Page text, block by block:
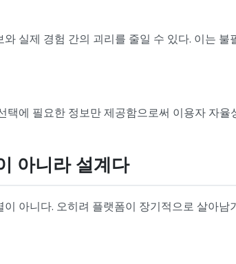
실제 경험 간의 괴리를 줄일 수 있다. 이는
에 필요한 정보만 제공함으로써 이용자 자율
아니라 설계다
아니다. 오히려 플랫폼이 장기적으로 살아